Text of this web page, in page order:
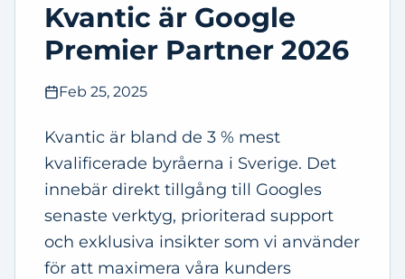
Kvantic är Google
Premier Partner 2026
Feb 25, 2025
Kvantic är bland de 3 % mest
kvalificerade byråerna i Sverige. Det
innebär direkt tillgång till Googles
senaste verktyg, prioriterad support
och exklusiva insikter som vi använder
för att maximera våra kunders